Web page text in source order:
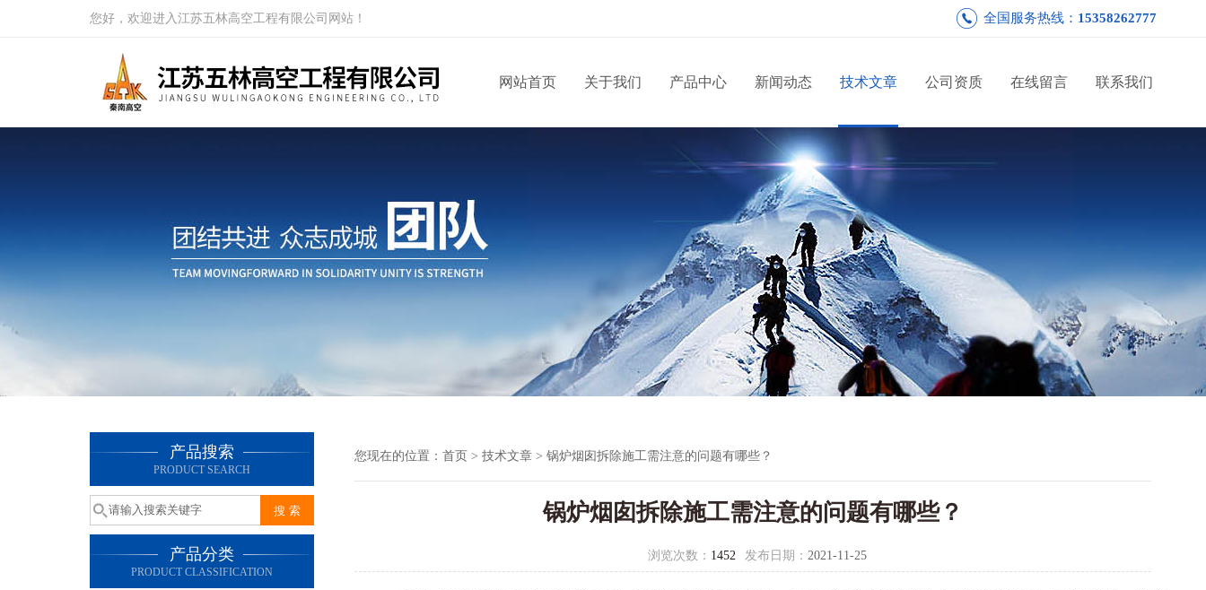
您好，欢迎进入江苏五林高空工程有限公司网站！ 全国服务热线： 15358262777
网站首页 关于我们 产品中心 新闻动态 技术文章 公司资质 在线留言 联系我们
产品搜索
PRODUCT SEARCH
产品分类
PRODUCT CLASSIFICATION
您现在的位置： 首页 > 技术文章 > 锅炉烟囱拆除施工需注意的问题有哪些？
锅炉烟囱拆除施工需注意的问题有哪些？
浏览次数： 1452 发布日期： 2021-11-25